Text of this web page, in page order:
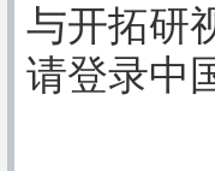
与开拓研
请登录中